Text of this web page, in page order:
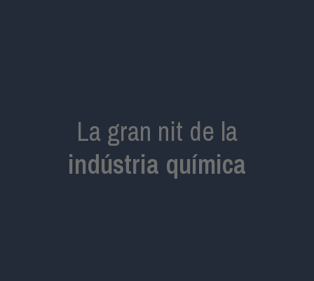
La gran nit de la
indústria química